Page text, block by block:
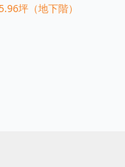
坪（地下階）